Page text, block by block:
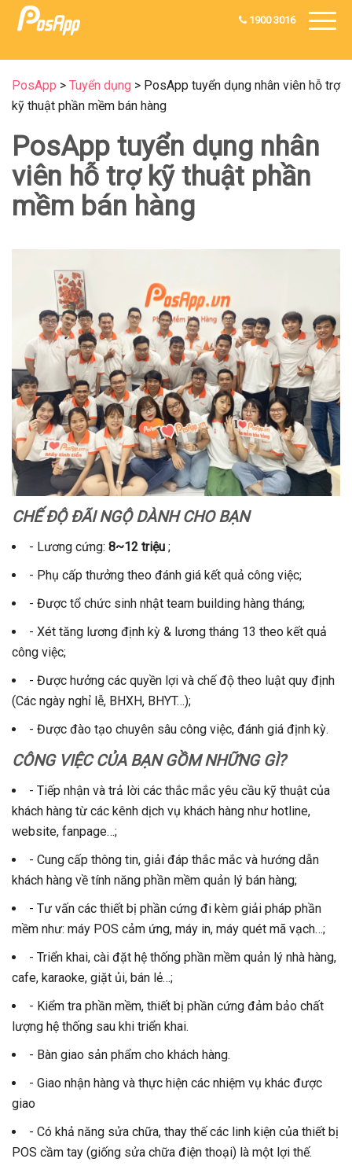
1900 3016
PosApp > Tuyển dụng > PosApp tuyển dụng nhân viên hỗ trợ
kỹ thuật phần mềm bán hàng
PosApp tuyển dụng nhân
viên hỗ trợ kỹ thuật phần
mềm bán hàng
CHẾ ĐỘ ĐÃI NGỘ DÀNH CHO BẠN
- Lương cứng: 8~12 triệu ;
- Phụ cấp thưởng theo đánh giá kết quả công việc;
- Được tổ chức sinh nhật team building hàng tháng;
- Xét tăng lương định kỳ & lương tháng 13 theo kết quả
công việc;
- Được hưởng các quyền lợi và chế độ theo luật quy định
(Các ngày nghỉ lễ, BHXH, BHYT…);
- Được đào tạo chuyên sâu công việc, đánh giá định kỳ.
CÔNG VIỆC CỦA BẠN GỒM NHỮNG GÌ?
- Tiếp nhận và trả lời các thắc mắc yêu cầu kỹ thuật của
khách hàng từ các kênh dịch vụ khách hàng như hotline,
website, fanpage…;
- Cung cấp thông tin, giải đáp thắc mắc và hướng dẫn
khách hàng về tính năng phần mềm quản lý bán hàng;
- Tư vấn các thiết bị phần cứng đi kèm giải pháp phần
mềm như: máy POS cảm ứng, máy in, máy quét mã vạch…;
- Triển khai, cài đặt hệ thống phần mềm quản lý nhà hàng,
cafe, karaoke, giặt ủi, bán lẻ…;
- Kiểm tra phần mềm, thiết bị phần cứng đảm bảo chất
lượng hệ thống sau khi triển khai.
- Bàn giao sản phẩm cho khách hàng.
- Giao nhận hàng và thực hiện các nhiệm vụ khác được
giao
- Có khả năng sửa chữa, thay thế các linh kiện của thiết bị
POS cầm tay (giống sửa chữa điện thoại) là một lợi thế.